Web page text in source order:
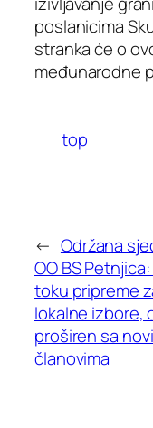
poslanicima
stranka će o
međunarodne
top
← Održana
OO BS Petnjica:
toku pripreme
lokalne izbore,
proširen sa
članovima